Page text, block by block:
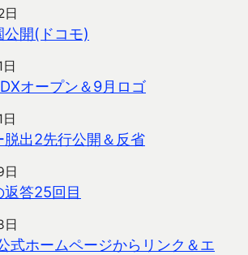
公開(ドコモ)
オープン＆9月ロゴ
脱出2先行公開＆反省
返答25回目
式ホームページからリンク＆エ